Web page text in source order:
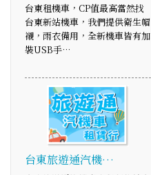
台東租機車，CP值最高當然找
台東新站機車，我們提供衛生帽
襯，雨衣備用，全新機車皆有加
裝USB手…
台東旅遊通汽機…